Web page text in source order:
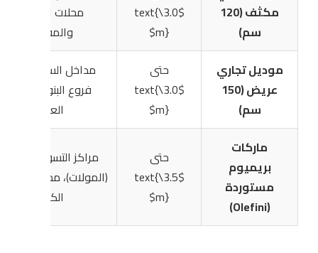
مكثف (120
سم)
$3.0\text{
m}$
محلات الملابس
والمقاهي
موديل تجاري
عريض (150
سم)
حتى
$3.0\text{
m}$
مداخل السوبرماركت،
فروع البنوك، صالات
العرض
ماركات
بريميوم
مستوردة
(Olefini)
حتى
$3.5\text{
m}$
مراكز التسوق
(المولات)، مداخل
الكبرى